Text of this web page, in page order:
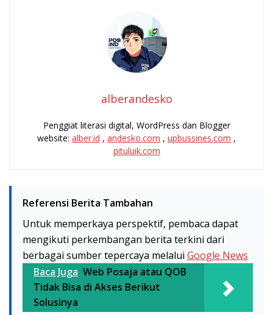
alberandesko
Penggiat literasi digital, WordPress dan Blogger
website: alber.id , andesko.com , upbussines.com ,
pituluik.com
Referensi Berita Tambahan
Untuk memperkaya perspektif, pembaca dapat
mengikuti perkembangan berita terkini dari
berbagai sumber tepercaya melalui Google News
Baca Juga Web Posaja atau QOB
Tidak Bisa di Akses Berikut
Solusinya